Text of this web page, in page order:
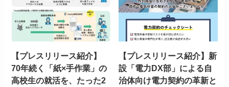
【プレスリリース紹介】
70年続く「紙×手作業」の
高校生の就活を、たった2
【プレスリリース紹介】新
設「電力DX部」による自
治体向け電力契約の革新と